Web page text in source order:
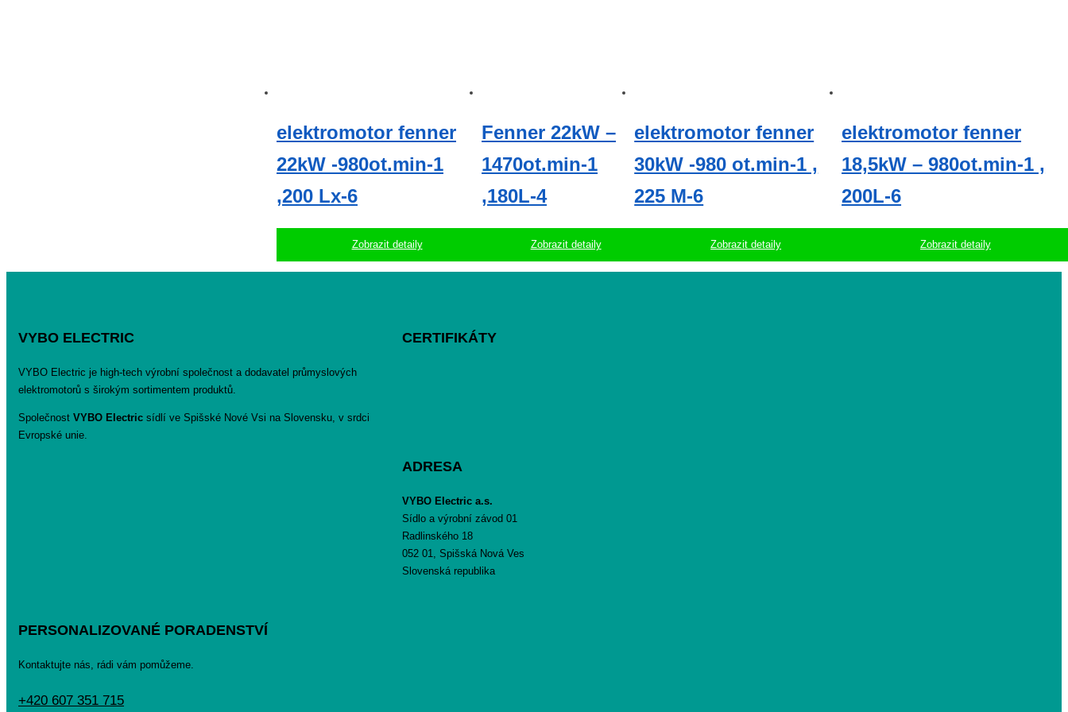
elektromotor fenner
22kW -980ot.min-1
,200 Lx-6
Zobrazit detaily
Fenner 22kW –
1470ot.min-1
,180L-4
Zobrazit detaily
elektromotor fenner
30kW -980 ot.min-1 ,
225 M-6
Zobrazit detaily
elektromotor fenner
18,5kW – 980ot.min-1 ,
200L-6
Zobrazit detaily
VYBO ELECTRIC
VYBO Electric je high-tech výrobní společnost a dodavatel průmyslových
elektromotorů s širokým sortimentem produktů.
Společnost VYBO Electric sídlí ve Spišské Nové Vsi na Slovensku, v srdci
Evropské unie.
CERTIFIKÁTY
ADRESA
VYBO Electric a.s.
Sídlo a výrobní závod 01
Radlinského 18
052 01, Spišská Nová Ves
Slovenská republika
PERSONALIZOVANÉ PORADENSTVÍ
Kontaktujte nás, rádi vám pomůžeme.
+420 607 351 715